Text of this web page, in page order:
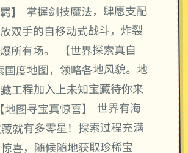
】 掌握剑技魔法，肆愿支配
双手的自移动式战斗，炸裂
所有场。 【世界探索真自
国度地图，领略各地风貌。地
工程加入上未知宝藏待你来
图寻宝真惊喜】 世界有海
就有多零星！探索过程充满
喜，随候随地获取珍稀宝